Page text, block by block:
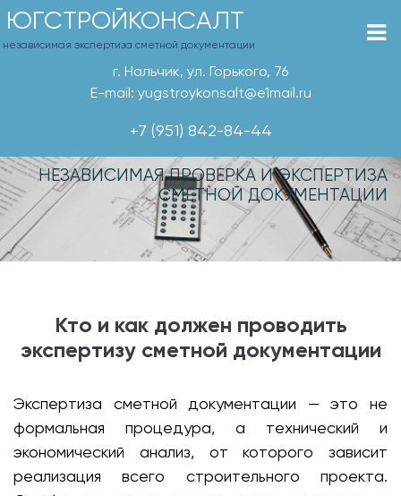
ЮГСТРОЙКОНСАЛТ
независимая экспертиза сметной документации
г. Нальчик, ул. Горького, 76
E-mail: yugstroykonsalt@e1mail.ru
+7 (951) 842-84-44
НЕЗАВИСИМАЯ ПРОВЕРКА И ЭКСПЕРТИЗА
СМЕТНОЙ ДОКУМЕНТАЦИИ
Кто и как должен проводить
экспертизу сметной документации
Экспертиза сметной документации — это не
формальная процедура, а технический и
экономический анализ, от которого зависит
реализация всего строительного проекта.